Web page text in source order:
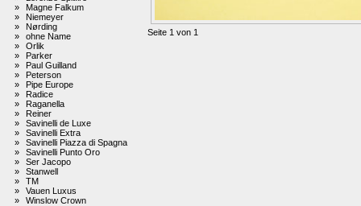
»
Magne Falkum
»
Niemeyer
»
Nørding
»
ohne Name
»
Orlik
»
Parker
»
Paul Guilland
»
Peterson
»
Pipe Europe
»
Radice
»
Raganella
»
Reiner
»
Savinelli de Luxe
»
Savinelli Extra
»
Savinelli Piazza di Spagna
»
Savinelli Punto Oro
»
Ser Jacopo
»
Stanwell
»
TM
»
Vauen Luxus
»
Winslow Crown
Seite 1 von 1